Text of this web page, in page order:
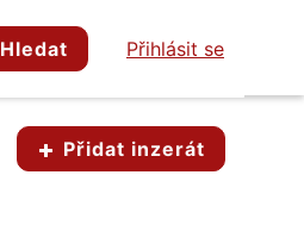
Hledat Přihlásit se
Přidat inzerát